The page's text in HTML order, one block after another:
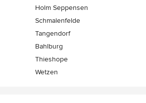
Holm Seppensen
Schmalenfelde
Tangendorf
Bahlburg
Thieshope
Wetzen